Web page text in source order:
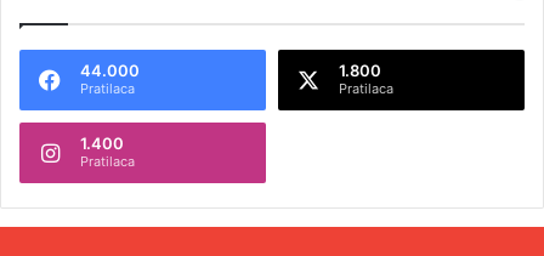
n
t
44.000
Pratilaca
1.800
Pratilaca
1.400
Pratilaca